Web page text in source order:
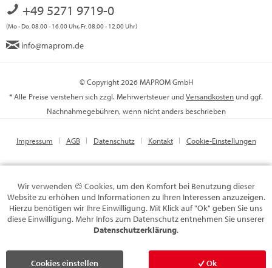
+49 5271 9719-0
(Mo - Do. 08.00 - 16.00 Uhr, Fr. 08.00 - 12.00 Uhr)
info@maprom.de
© Copyright 2026 MAPROM GmbH
* Alle Preise verstehen sich zzgl. Mehrwertsteuer undVersandkosten und ggf.
Nachnahmegebühren, wenn nicht anders beschrieben
Impressum AGB Datenschutz Kontakt Cookie-Einstellungen
Wir verwenden
Cookies, um den Komfort bei Benutzung dieser
Website zu erhöhen und Informationen zu Ihren Interessen anzuzeigen.
Hierzu benötigen wir Ihre Einwilligung. Mit Klick auf "Ok" geben Sie uns
diese Einwilligung. Mehr Infos zum Datenschutz entnehmen Sie unserer
Datenschutzerklärung.
Cookies einstellen Ok